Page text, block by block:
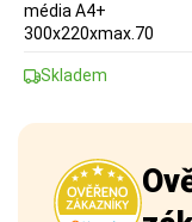
média A4+
300x220xmax.70
Skladem